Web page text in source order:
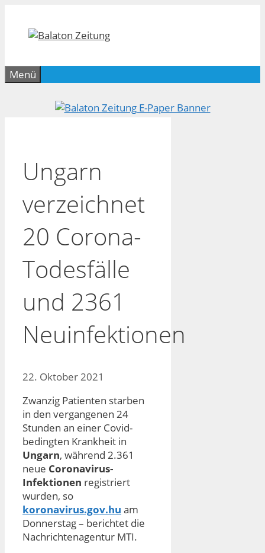
springen
Menü
Ungarn
verzeichnet
20 Corona-
Todesfälle
und 2361
Neuinfektionen
22. Oktober 2021
Zwanzig Patienten starben
in den vergangenen 24
Stunden an einer Covid-
bedingten Krankheit in
Ungarn, während 2.361
neue Coronavirus-
Infektionen registriert
wurden, so
koronavirus.gov.hu am
Donnerstag – berichtet die
Nachrichtenagentur MTI.